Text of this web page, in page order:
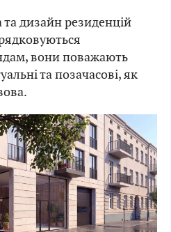
та дизайн резиденцій
вони поважають
та позачасові, як